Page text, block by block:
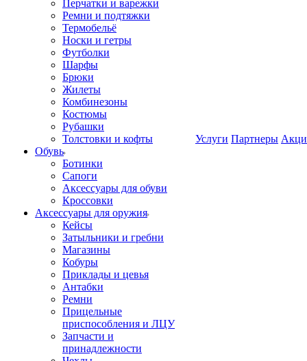
Перчатки и варежки
Ремни и подтяжки
Термобельё
Носки и гетры
Футболки
Шарфы
Брюки
Жилеты
Комбинезоны
Костюмы
Рубашки
Толстовки и кофты
Обувь
Ботинки
Сапоги
Аксессуары для обуви
Кроссовки
Аксессуары для оружия
Кейсы
Затыльники и гребни
Магазины
Кобуры
Приклады и цевья
Антабки
Ремни
Прицельные
приспособления и ЛЦУ
Запчасти и
принадлежности
Услуги Партнеры